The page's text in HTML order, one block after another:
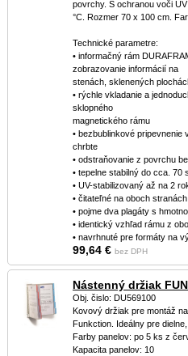
povrchy. S ochranou voči
°C. Rozmer 70 x 100 cm.
Technické parametre:
• informačný rám
zobrazovanie informácií na
stenách, sklenených
• rýchle vkladanie a
sklopného
magnetického rámu
• bezbublinkové pripevnenie
chrbte
• odstraňovanie z povrchu
• tepelne stabilný do cca. 70
• UV-stabilizovaný až na 2
• čitateľné na oboch
• pojme dva plagáty s
• identický vzhľad rámu z
• navrhnuté pre formáty na
99,64 € bez DPH
Nástenný držiak
Obj. čislo: DU569100
Kovový držiak pre montáž
Funkction. Ideálny pre
Farby panelov: po 5 ks z
Kapacita panelov: 10